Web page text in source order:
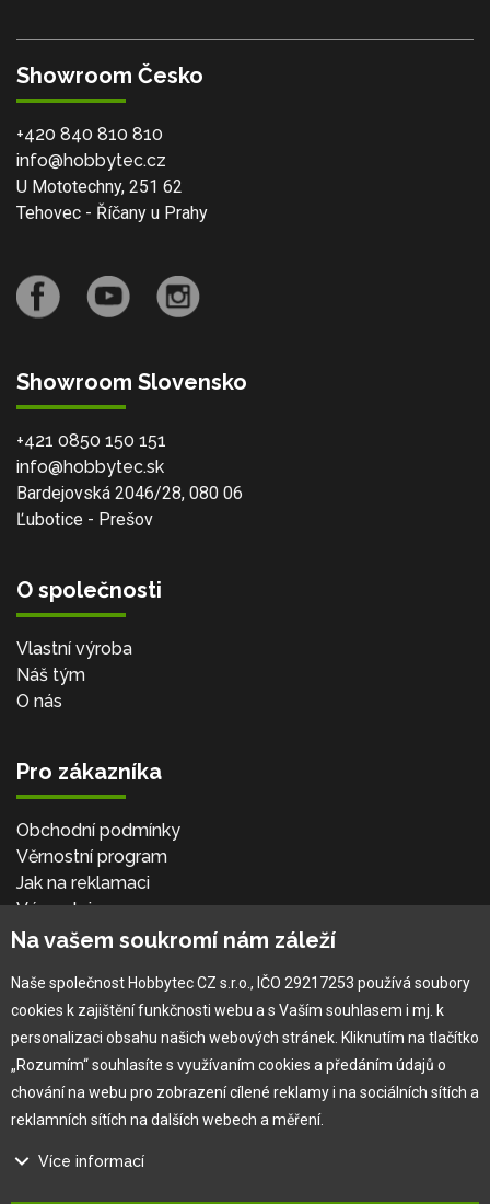
Showroom Česko
+420 840 810 810
info@hobbytec.cz
U Mototechny, 251 62
Tehovec - Říčany u Prahy
Showroom Slovensko
+421 0850 150 151
info@hobbytec.sk
Bardejovská 2046/28, 080 06
Ľubotice - Prešov
O společnosti
Vlastní výroba
Náš tým
O nás
Pro zákazníka
Obchodní podmínky
Věrnostní program
Jak na reklamaci
Výprodej
Kontakt
Copyright © 2010 -2026HOBBYTEC ,info@hobbytec.cz,
Na vašem soukromí nám záleží
Naše společnost Hobbytec CZ s.r.o., IČO 29217253 používá soubory
cookies k zajištění funkčnosti webu a s Vaším souhlasem i mj. k
personalizaci obsahu našich webových stránek. Kliknutím na tlačítko
„Rozumím“ souhlasíte s využívaním cookies a předáním údajů o
chování na webu pro zobrazení cílené reklamy i na sociálních sítích a
reklamních sítích na dalších webech a měření.
Více informací